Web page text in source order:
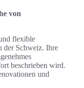
von
flexible
der Schweiz. Ihre
beschrieben wird.
und